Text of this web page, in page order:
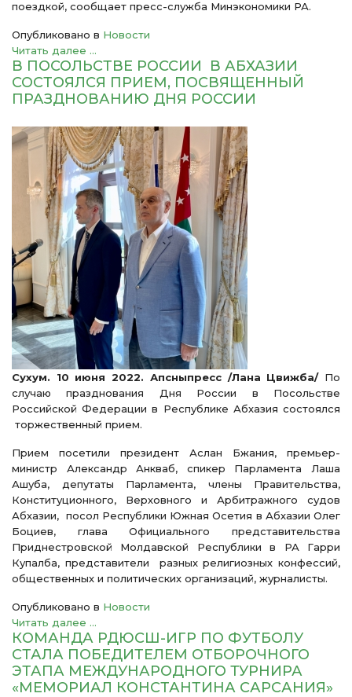
поездкой, сообщает пресс-служба Минэкономики РА.
Опубликовано в Новости
Читать далее ...
В ПОСОЛЬСТВЕ РОССИИ В АБХАЗИИ
СОСТОЯЛСЯ ПРИЕМ, ПОСВЯЩЕННЫЙ
ПРАЗДНОВАНИЮ ДНЯ РОССИИ
Сухум. 10 июня 2022. Апсныпресс /Лана Цвижба/По
случаю празднования Дня России в Посольстве
Российской Федерации в Республике Абхазия состоялся
торжественный прием.
Прием посетили президент Аслан Бжания, премьер-
министр Александр Анкваб, спикер Парламента Лаша
Ашуба, депутаты Парламента, члены Правительства,
Конституционного, Верховного и Арбитражного судов
Абхазии, посол Республики Южная Осетия в Абхазии Олег
Боциев, глава Официального представительства
Приднестровской Молдавской Республики в РА Гарри
Купалба, представители разных религиозных конфессий,
общественных и политических организаций, журналисты.
Опубликовано в Новости
Читать далее ...
КОМАНДА РДЮСШ-ИГР ПО ФУТБОЛУ
СТАЛА ПОБЕДИТЕЛЕМ ОТБОРОЧНОГО
ЭТАПА МЕЖДУНАРОДНОГО ТУРНИРА
«МЕМОРИАЛ КОНСТАНТИНА САРСАНИЯ»